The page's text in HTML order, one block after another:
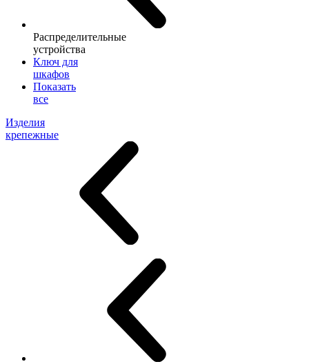
Распределительные
устройства
Ключ для
шкафов
Показать
все
Изделия
крепежные